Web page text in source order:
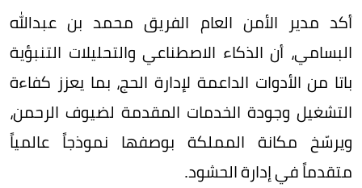
أكد مدير الأمن العام الفريق محمد بن عبدالله
البسامي، أن الذكاء الاصطناعي والتحليلات التنبؤية
باتا من الأدوات الداعمة لإدارة الحج، بما يعزز كفاءة
التشغيل وجودة الخدمات المقدمة لضيوف الرحمن،
ويرسّخ مكانة المملكة بوصفها نموذجاً عالمياً
متقدماً في إدارة الحشود.